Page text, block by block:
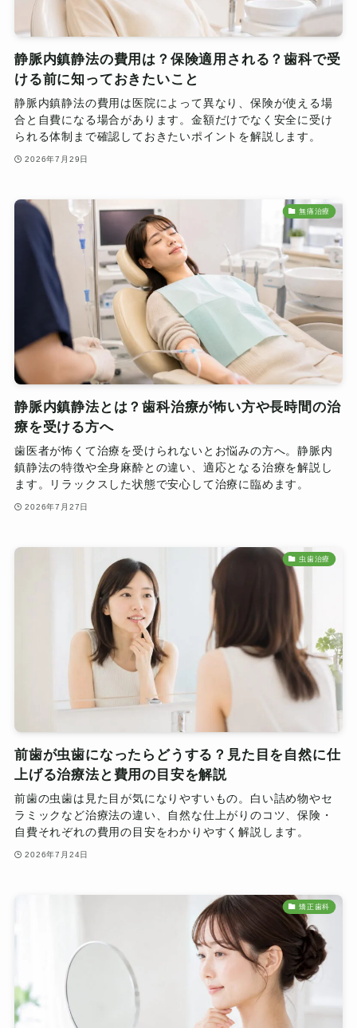
静脈内鎮静法の費用は？保険適用される？歯科で受
ける前に知っておきたいこと
静脈内鎮静法の費用は医院によって異なり、保険が使える場
合と自費になる場合があります。金額だけでなく安全に受け
られる体制まで確認しておきたいポイントを解説します。
2026年7月29日
無痛治療
静脈内鎮静法とは？歯科治療が怖い方や長時間の治
療を受ける方へ
歯医者が怖くて治療を受けられないとお悩みの方へ。静脈内
鎮静法の特徴や全身麻酔との違い、適応となる治療を解説し
ます。リラックスした状態で安心して治療に臨めます。
2026年7月27日
虫歯治療
前歯が虫歯になったらどうする？見た目を自然に仕
上げる治療法と費用の目安を解説
前歯の虫歯は見た目が気になりやすいもの。白い詰め物やセ
ラミックなど治療法の違い、自然な仕上がりのコツ、保険・
自費それぞれの費用の目安をわかりやすく解説します。
2026年7月24日
矯正歯科